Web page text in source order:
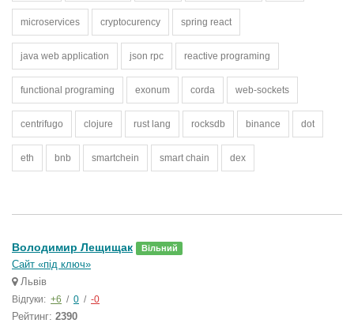
microservices cryptocurency spring react
java web application json rpc reactive programing
functional programing exonum corda web-sockets
centrifugo clojure rust lang rocksdb binance dot
eth bnb smartchein smart chain dex
Володимир Лещищак Вільний
Сайт «під ключ»
Львів
Відгуки: +6 / 0 / -0
Рейтинг: 2390